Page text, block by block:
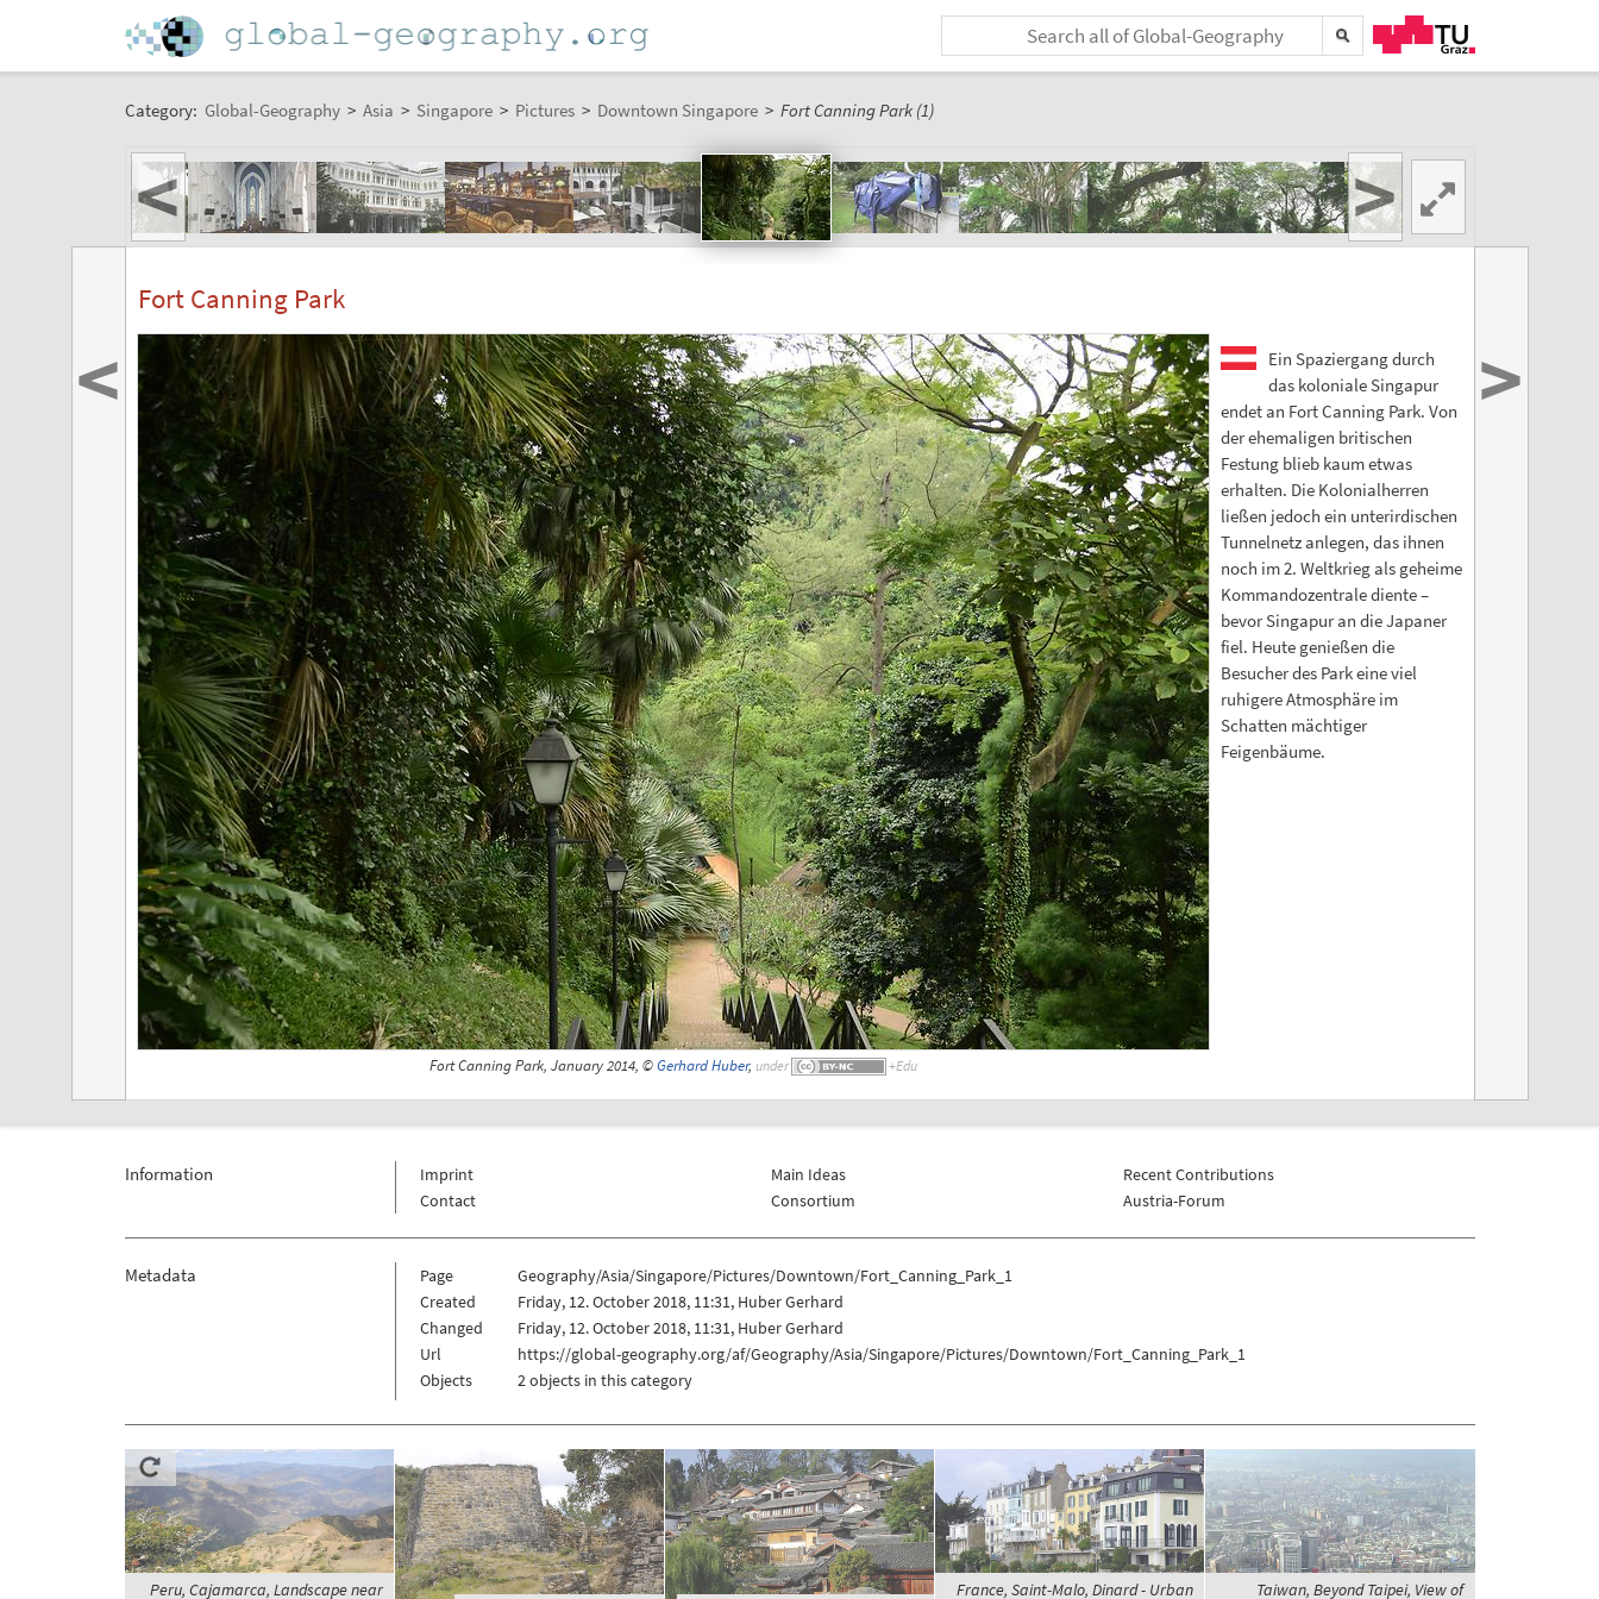
Category: Global-Geography > Asia > Singapore > Pictures > Downtown Singapore > Fort Canning Park (1)
< >
Fort Canning Park
Fort Canning Park, January 2014, ©Gerhard Huber, under
Ein Spaziergang durch
das koloniale Singapur
endet an Fort Canning Park. Von
der ehemaligen britischen
Festung blieb kaum etwas
erhalten. Die Kolonialherren
ließen jedoch ein unterirdischen
Tunnelnetz anlegen, das ihnen
noch im 2. Weltkrieg als geheime
Kommandozentrale diente –
bevor Singapur an die Japaner
fiel. Heute genießen die
Besucher des Park eine viel
ruhigere Atmosphäre im
Schatten mächtiger
Feigenbäume.
< >
Information
Imprint
Contact
Main Ideas
Consortium
Recent Contributions
Austria-Forum
Metadata Page
Geography/Asia/Singapore/Pictures/Downtown/Fort_Canning_Park_1
Created
Friday, 12. October 2018, 11:31, Huber Gerhard
Changed
Friday, 12. October 2018, 11:31, Huber Gerhard
Url
https://global-geography.org/af/Geography/Asia/Singapore/Pictures/Downtown/Fort_Canning_Park_1
Objects
2 objects in this category
Peru, Cajamarca, Landscape near France, Saint-Malo, Dinard - Urban Taiwan, Beyond Taipei, View of